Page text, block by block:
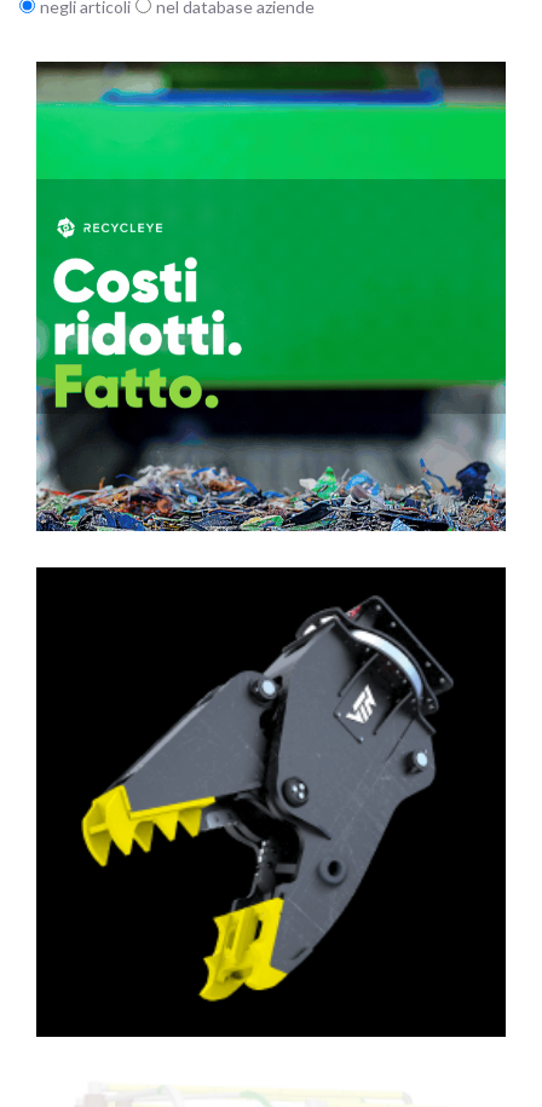
negli articoli nel database aziende